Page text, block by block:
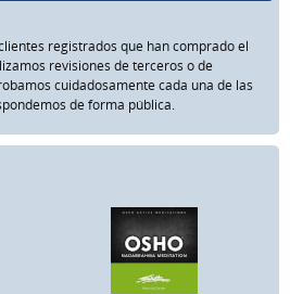
registrados que han comprado el
revisiones de terceros o de
cuidadosamente cada una de las
de forma pública.